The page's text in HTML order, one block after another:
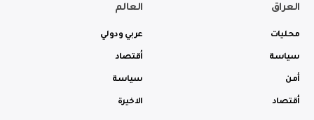
العراق
محليات
سياسة
أمن
أقتصاد
العالم
عربي ودولي
أقتصاد
سياسة
الاخيرة